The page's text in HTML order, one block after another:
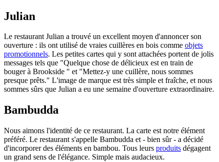
Julian
Le restaurant Julian a trouvé un excellent moyen d'annoncer son
ouverture : ils ont utilisé de vraies cuillères en bois comme objets
promotionnels. Les petites cartes qui y sont attachées portent de jolis
messages tels que "Quelque chose de délicieux est en train de
bouger à Brookside " et "Mettez-y une cuillère, nous sommes
presque prêts." L'image de marque est très simple et fraîche, et nous
sommes sûrs que Julian a eu une semaine d'ouverture extraordinaire.
Bambudda
Nous aimons l'identité de ce restaurant. La carte est notre élément
préféré. Le restaurant s'appelle Bambudda et - bien sûr - a décidé
d'incorporer des éléments en bambou. Tous leurs produits dégagent
un grand sens de l'élégance. Simple mais audacieux.